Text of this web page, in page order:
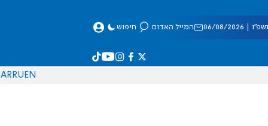
08/2026 המייל האדום חיפוש
EN
RU
AR